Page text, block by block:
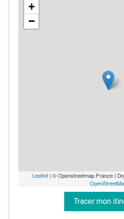
+
−
Leaflet| © Openstreetmap France |
Tracer mon